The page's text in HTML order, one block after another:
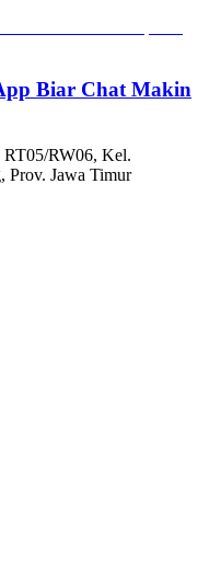
Biar Chat Makin
RW06, Kel.
Prov. Jawa Timur